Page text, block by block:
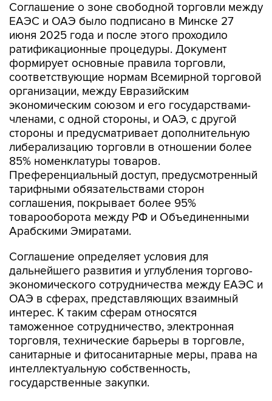
Соглашение о зоне свободной торговли между
ЕАЭС и ОАЭ было подписано в Минске 27
июня 2025 года и после этого проходило
ратификационные процедуры. Документ
формирует основные правила торговли,
соответствующие нормам Всемирной торговой
организации, между Евразийским
экономическим союзом и его государствами-
членами, с одной стороны, и ОАЭ, с другой
стороны и предусматривает дополнительную
либерализацию торговли в отношении более
85% номенклатуры товаров.
Преференциальный доступ, предусмотренный
тарифными обязательствами сторон
соглашения, покрывает более 95%
товарооборота между РФ и Объединенными
Арабскими Эмиратами.
Соглашение определяет условия для
дальнейшего развития и углубления торгово-
экономического сотрудничества между ЕАЭС и
ОАЭ в сферах, представляющих взаимный
интерес. К таким сферам относятся
таможенное сотрудничество, электронная
торговля, технические барьеры в торговле,
санитарные и фитосанитарные меры, права на
интеллектуальную собственность,
государственные закупки.